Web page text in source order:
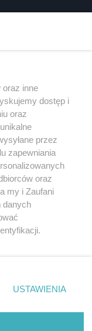
sięz nami
oraz inne
dostęp i
oraz
przez
zapewniania
oraz
my i Zaufani
danych
prywatności
zgody
się takiemu
USTAWIENIA